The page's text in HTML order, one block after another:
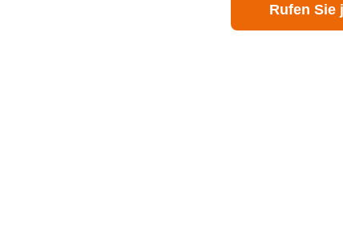
Rufen Sie